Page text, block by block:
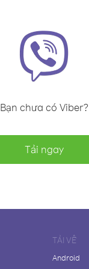
Bạn chưa có Viber?
Tải ngay
TẢI VỀ
Android